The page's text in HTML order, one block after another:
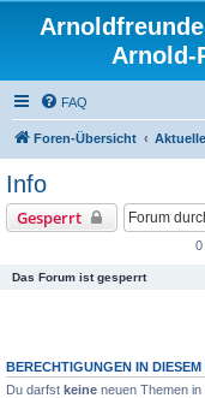
Arnold-
FAQ
Foren-Übersicht
Info
Gesperrt
0
Das Forum ist gesperrt
BERECHTIGUNGEN IN
Du darfst keine neuen Themen in